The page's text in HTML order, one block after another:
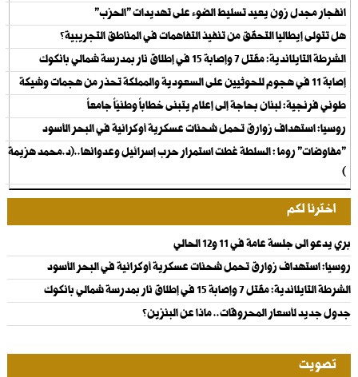
انفجار مجدل زون يعيد تسليط الضوء على تهديدات "الحزب"
هل تتولى إيطاليا التحقق من تنفيذ التفاهمات في المناطق التجريبية؟
الشرطة التايلاندية: مقتل 7 وإصابة 15 في إطلاق نار بمدرسة شمالي بانكوك
إصابة 11 في هجوم للحوثيين على السعودية والمملكة تحذر من هجمات وشيكة
طوني فرنجية: لبنان بحاجة إلى إعلام يتبنى خطاباً وطنيّاً جامعاً
روسيا: استهداف زوارق تحمل شحنات عسكرية أوكرانية في البحر الأسود
"مفاوضات" روما : السلطة غطت استمرار حرب إسرائيل وعدوانها..(د.محمد هزيمة
)
اخترنا لكم
بري يدعو الى جلسة عامة في 11 و12 الحالي
روسيا: استهداف زوارق تحمل شحنات عسكرية أوكرانية في البحر الأسود
الشرطة التايلاندية: مقتل 7 وإصابة 15 في إطلاق نار بمدرسة شمالي بانكوك
جدول جديد لأسعار المحروقات.. ماذا عن البنزين؟
تصويت